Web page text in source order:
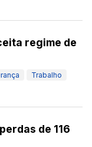
regime de
Trabalho
de 116